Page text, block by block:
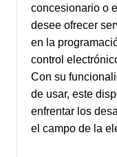
concesionario o
desee ofrecer
en la
control
Con su
de usar, este
enfrentar los
el campo de la